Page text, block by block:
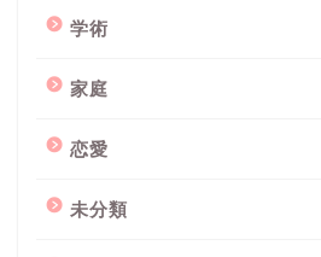
学術
家庭
恋愛
未分類